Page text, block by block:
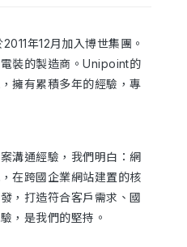
年12月加入博世集團。
裝的製造商。Unipoint的
擁有累積多年的經驗，專
溝通經驗，我們明白：網
在跨國企業網站建置的核
，打造符合客戶需求、國
，是我們的堅持。